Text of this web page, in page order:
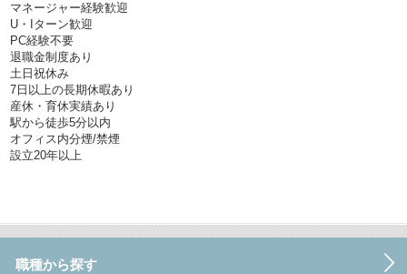
マネージャー経験歓迎
U・Iターン歓迎
PC経験不要
退職金制度あり
土日祝休み
7日以上の長期休暇あり
産休・育休実績あり
駅から徒歩5分以内
オフィス内分煙/禁煙
設立20年以上
職種から探す